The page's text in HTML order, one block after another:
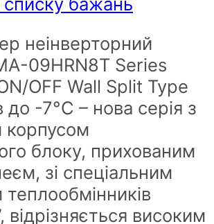
неінверторний
09HRN8T Series
OFF Wall Split Type
до -7°C – нова серія з
корпусом
блоку, прихованим
зі спеціальним
відрізняється високим